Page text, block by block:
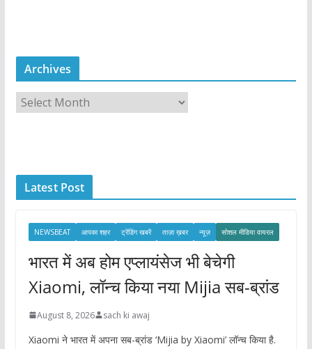
Archives
r
e
Latest Post
NEWSBEAT आपका शहर ट्रेंडिंग खबरें ताज़ा ख़बर न्यूज़ सोशल मीडिया वायरल
भारत में अब होम एप्लायंसेज भी बेचेगी
Xiaomi, लॉन्च किया नया Mijia सब-ब्रांड
August 8, 2026 sach ki awaj
Xiaomi ने भारत में अपना सब-ब्रांड ‘Mijia by Xiaomi’ लॉन्च किया है.